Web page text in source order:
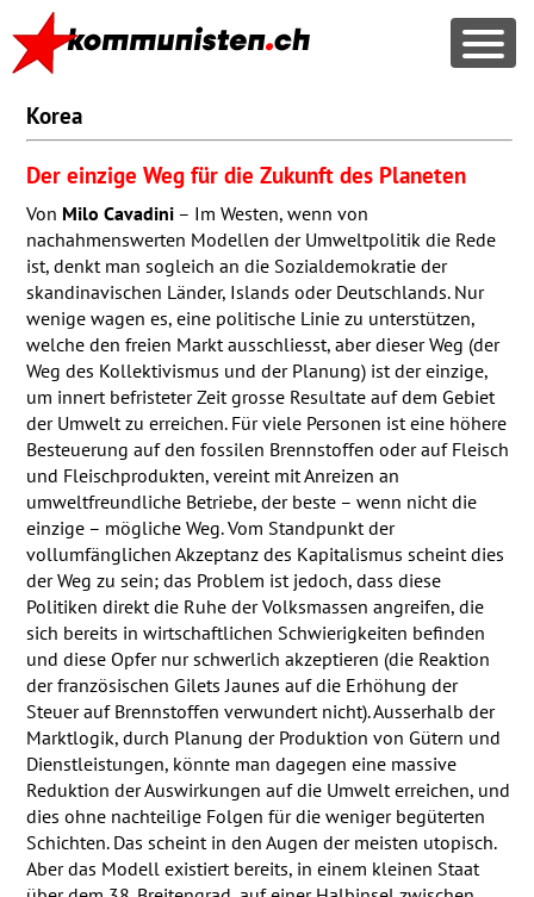
Korea
Der einzige Weg für die Zukunft des Planeten
Von Milo Cavadini– Im Westen, wenn von
nachahmenswerten Modellen der Umweltpolitik die Rede
ist, denkt man sogleich an die Sozialdemokratie der
skandinavischen Länder, Islands oder Deutschlands. Nur
wenige wagen es, eine politische Linie zu unterstützen,
welche den freien Markt ausschliesst, aber dieser Weg (der
Weg des Kollektivismus und der Planung) ist der einzige,
um innert befristeter Zeit grosse Resultate auf dem Gebiet
der Umwelt zu erreichen. Für viele Personen ist eine höhere
Besteuerung auf den fossilen Brennstoffen oder auf Fleisch
und Fleischprodukten, vereint mit Anreizen an
umweltfreundliche Betriebe, der beste – wenn nicht die
einzige – mögliche Weg. Vom Standpunkt der
vollumfänglichen Akzeptanz des Kapitalismus scheint dies
der Weg zu sein; das Problem ist jedoch, dass diese
Politiken direkt die Ruhe der Volksmassen angreifen, die
sich bereits in wirtschaftlichen Schwierigkeiten befinden
und diese Opfer nur schwerlich akzeptieren (die Reaktion
der französischen Gilets Jaunes auf die Erhöhung der
Steuer auf Brennstoffen verwundert nicht). Ausserhalb der
Marktlogik, durch Planung der Produktion von Gütern und
Dienstleistungen, könnte man dagegen eine massive
Reduktion der Auswirkungen auf die Umwelt erreichen, und
dies ohne nachteilige Folgen für die weniger begüterten
Schichten. Das scheint in den Augen der meisten utopisch.
Aber das Modell existiert bereits, in einem kleinen Staat